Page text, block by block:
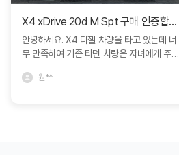
X4 xDrive 20d M Spt 구매 인증합니다.
안녕하세요. X4 디젤 차량을 타고 있는데 너
무 만족하여 기존 타던 차량은 자녀에게 주고
비교도 많이 하였지만 블로그에서 보고 문의
원**